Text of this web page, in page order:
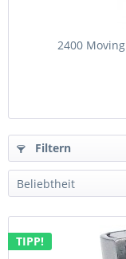
2400
Filtern
TIPP!